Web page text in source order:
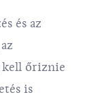
és az
kell őriznie
is